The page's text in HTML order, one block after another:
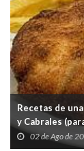
Recetas de
y Cabrales
02 de Ago de